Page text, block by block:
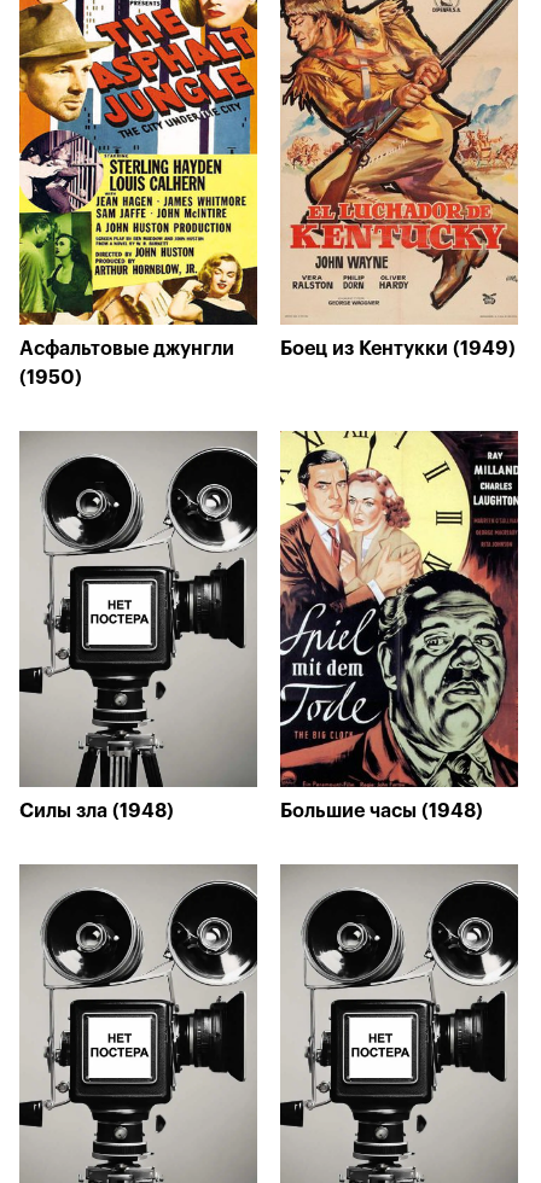
Асфальтовые джунгли
(1950)
Боец из Кентукки (1949)
Силы зла (1948) Большие часы (1948)